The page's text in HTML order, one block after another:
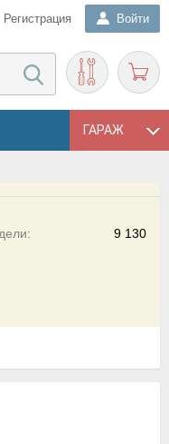
Регистрация Войти
ГАРАЖ
9 130